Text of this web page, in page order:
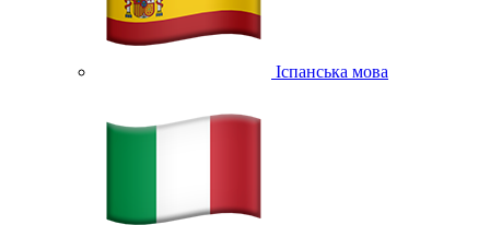
Іспанська мова